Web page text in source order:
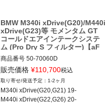
BMW M340i xDrive(G20)/M440i
xDrive(G23)等 モメンタム GT
コールドエアインテークシステ
ム (Pro Dry S フィルター)【aF
e】
商品番号 50-70060D
50-70060D
販売価格 ¥110,700税込
1-2ヶ月
M340i xDrive(G20,G21) 19-
M440i xDrive(G22,G26) 20-